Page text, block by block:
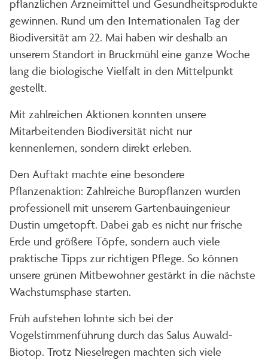
pflanzlichen Arzneimittel und Gesundheitsprodukte
gewinnen. Rund um den Internationalen Tag der
Biodiversität am 22. Mai haben wir deshalb an
unserem Standort in Bruckmühl eine ganze Woche
lang die biologische Vielfalt in den Mittelpunkt
gestellt.
Mit zahlreichen Aktionen konnten unsere
Mitarbeitenden Biodiversität nicht nur
kennenlernen, sondern direkt erleben.
Den Auftakt machte eine besondere
Pflanzenaktion: Zahlreiche Büropflanzen wurden
professionell mit unserem Gartenbauingenieur
Dustin umgetopft. Dabei gab es nicht nur frische
Erde und größere Töpfe, sondern auch viele
praktische Tipps zur richtigen Pflege. So können
unsere grünen Mitbewohner gestärkt in die nächste
Wachstumsphase starten.
Früh aufstehen lohnte sich bei der
Vogelstimmenführung durch das Salus Auwald-
Biotop. Trotz Nieselregen machten sich viele